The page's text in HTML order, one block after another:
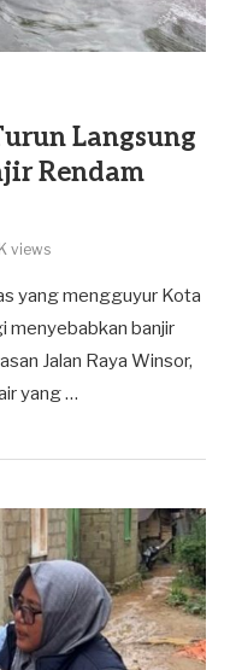
Langsung
Rendam
views
yang mengguyur Kota
menyebabkan banjir
Jalan Raya Winsor,
yang …